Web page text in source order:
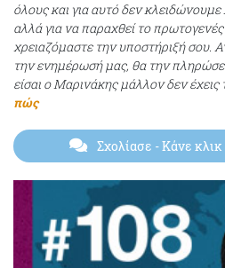
όλους και για αυτό δεν
αλλά για να παραχθεί το
χρειαζόμαστε την υποστήριξή σου.
την ενημέρωσή μας, θα την
είσαι ο Μαρινάκης μάλλον δεν έχεις
πώς
Σχολίασε - Κάνε κλικ